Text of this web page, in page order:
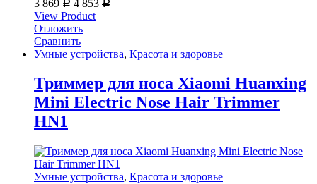
3 869 Р 4 853Р
View Product
Отложить
Сравнить
Умные устройства, Красота и здоровье
Триммер для носа Xiaomi Huanxing
Mini Electric Nose Hair Trimmer
HN1
Умные устройства, Красота и здоровье